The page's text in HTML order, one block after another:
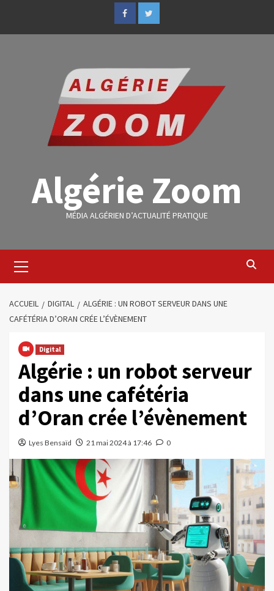
Algérie Zoom
MÉDIA ALGÉRIEN D’ACTUALITÉ PRATIQUE
ACCUEIL DIGITAL
ALGÉRIE : UN ROBOT SERVEUR DANS UNE
CAFÉTÉRIA D’ORAN CRÉE L’ÉVÈNEMENT
Digital
Algérie : un robot serveur
dans une cafétéria
d’Oran crée l’évènement
Lyes Bensaïd 21 mai 2024 à 17:46 0